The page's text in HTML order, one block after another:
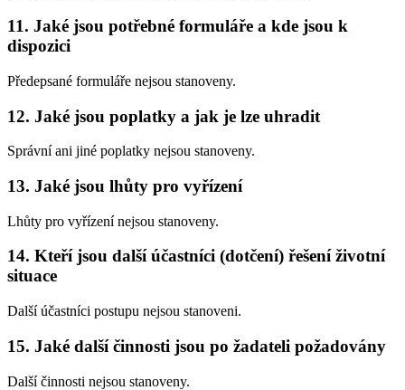
11. Jaké jsou potřebné formuláře a kde jsou k
dispozici
Předepsané formuláře nejsou stanoveny.
12. Jaké jsou poplatky a jak je lze uhradit
Správní ani jiné poplatky nejsou stanoveny.
13. Jaké jsou lhůty pro vyřízení
Lhůty pro vyřízení nejsou stanoveny.
14. Kteří jsou další účastníci (dotčení) řešení životní
situace
Další účastníci postupu nejsou stanoveni.
15. Jaké další činnosti jsou po žadateli požadovány
Další činnosti nejsou stanoveny.